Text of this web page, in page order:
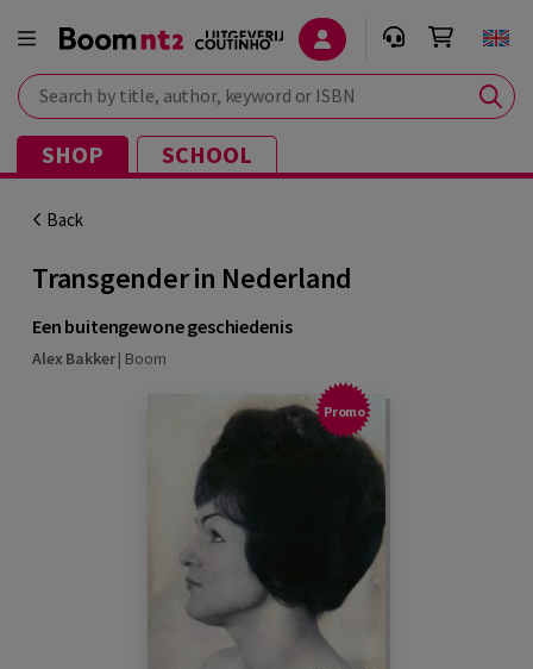
Search by title, author, keyword or ISBN
SHOP SCHOOL
Back
Transgender in Nederland
Een buitengewone geschiedenis
Alex Bakker| Boom
Promo